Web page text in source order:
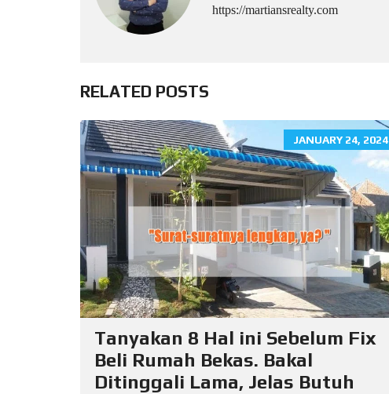
https://martiansrealty.com
RELATED POSTS
JANUARY 24, 2024
Tanyakan 8 Hal ini Sebelum Fix
Beli Rumah Bekas. Bakal
Ditinggali Lama, Jelas Butuh